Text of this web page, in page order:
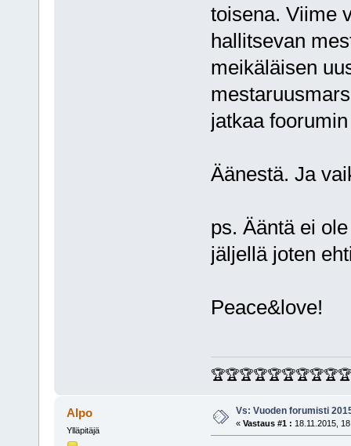
toisena. Viime
hallitsevan
meikäläisen
jatkaa
Äänestä. Ja
ps. Ääntä ei
jäljellä joten
Peace&love!
Alpo
Ylläpitäjä
Vs: Vuoden forumisti
« Vastaus #1 : 18.11.2015,